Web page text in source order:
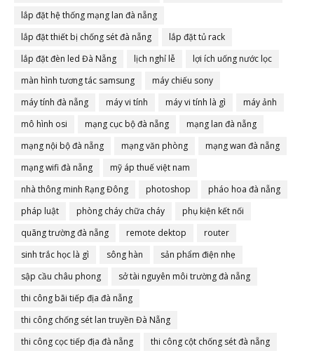
lắp đặt hệ thống mạng lan đà nẵng
lắp đặt thiết bị chống sét đà nẵng
lắp đặt tủ rack
lắp đặt đèn led Đà Nẵng
lịch nghỉ lễ
lợi ích uống nước lọc
màn hình tương tác samsung
máy chiếu sony
máy tính đà nẵng
máy vi tính máy vi tính là gì
máy ảnh
mô hình osi
mạng cục bộ đà nẵng
mạng lan đà nẵng
mạng nội bộ đà nẵng
mạng văn phòng
mạng wan đà nẵng
mạng wifi đà nẵng
mỹ áp thuế việt nam
nhà thông minh Rạng Đông
photoshop
pháo hoa đà nẵng
pháp luật
phòng cháy chữa cháy
phụ kiện kết nối
quãng trường đà nẵng
remote dektop
router
sinh trắc học là gì
sông hàn
sản phẩm điện nhẹ
sập cầu châu phong
sở tài nguyên môi trường đà nẵng
thi công bãi tiếp địa đà nẵng
thi công chống sét lan truyền Đà Nẵng
thi công cọc tiếp địa đà nẵng
thi công cột chống sét đà nẵng